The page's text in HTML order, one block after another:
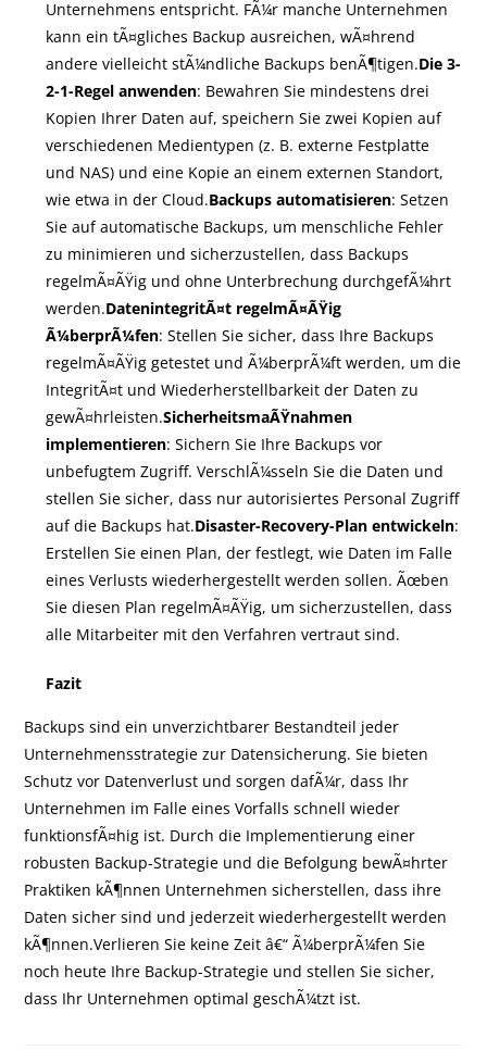
Unternehmens entspricht. FÃ¼r manche Unternehmen
kann ein tÃ¤gliches Backup ausreichen, wÃ¤hrend
andere vielleicht stÃ¼ndliche Backups benÃ¶tigen.Die 3-
2-1-Regel anwenden: Bewahren Sie mindestens drei
Kopien Ihrer Daten auf, speichern Sie zwei Kopien auf
verschiedenen Medientypen (z. B. externe Festplatte
und NAS) und eine Kopie an einem externen Standort,
wie etwa in der Cloud.Backups automatisieren: Setzen
Sie auf automatische Backups, um menschliche Fehler
zu minimieren und sicherzustellen, dass Backups
regelmÃ¤ÃŸig und ohne Unterbrechung durchgefÃ¼hrt
werden.DatenintegritÃ¤t regelmÃ¤ÃŸig
Ã¼berprÃ¼fen: Stellen Sie sicher, dass Ihre Backups
regelmÃ¤ÃŸig getestet und Ã¼berprÃ¼ft werden, um die
IntegritÃ¤t und Wiederherstellbarkeit der Daten zu
gewÃ¤hrleisten.SicherheitsmaÃŸnahmen
implementieren: Sichern Sie Ihre Backups vor
unbefugtem Zugriff. VerschlÃ¼sseln Sie die Daten und
stellen Sie sicher, dass nur autorisiertes Personal Zugriff
auf die Backups hat.Disaster-Recovery-Plan entwickeln:
Erstellen Sie einen Plan, der festlegt, wie Daten im Falle
eines Verlusts wiederhergestellt werden sollen. Ãœben
Sie diesen Plan regelmÃ¤ÃŸig, um sicherzustellen, dass
alle Mitarbeiter mit den Verfahren vertraut sind.
Fazit
Backups sind ein unverzichtbarer Bestandteil jeder
Unternehmensstrategie zur Datensicherung. Sie bieten
Schutz vor Datenverlust und sorgen dafÃ¼r, dass Ihr
Unternehmen im Falle eines Vorfalls schnell wieder
funktionsfÃ¤hig ist. Durch die Implementierung einer
robusten Backup-Strategie und die Befolgung bewÃ¤hrter
Praktiken kÃ¶nnen Unternehmen sicherstellen, dass ihre
Daten sicher sind und jederzeit wiederhergestellt werden
kÃ¶nnen.Verlieren Sie keine Zeit â€“ Ã¼berprÃ¼fen Sie
noch heute Ihre Backup-Strategie und stellen Sie sicher,
dass Ihr Unternehmen optimal geschÃ¼tzt ist.